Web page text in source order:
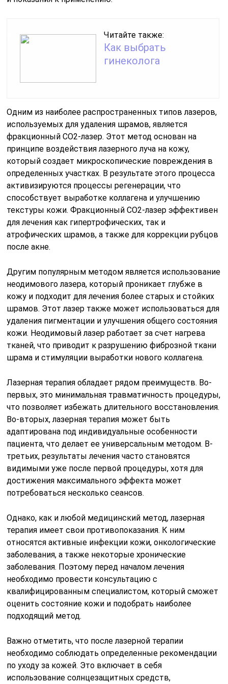
Читайте также:
Как выбрать
гинеколога
Одним из наиболее распространенных типов лазеров,
используемых для удаления шрамов, является
фракционный CO2-лазер. Этот метод основан на
принципе воздействия лазерного луча на кожу,
который создает микроскопические повреждения в
определенных участках. В результате этого процесса
активизируются процессы регенерации, что
способствует выработке коллагена и улучшению
текстуры кожи. Фракционный CO2-лазер эффективен
для лечения как гипертрофических, так и
атрофических шрамов, а также для коррекции рубцов
после акне.
Другим популярным методом является использование
неодимового лазера, который проникает глубже в
кожу и подходит для лечения более старых и стойких
шрамов. Этот лазер также может использоваться для
удаления пигментации и улучшения общего состояния
кожи. Неодимовый лазер работает за счет нагрева
тканей, что приводит к разрушению фиброзной ткани
шрама и стимуляции выработки нового коллагена.
Лазерная терапия обладает рядом преимуществ. Во-
первых, это минимальная травматичность процедуры,
что позволяет избежать длительного восстановления.
Во-вторых, лазерная терапия может быть
адаптирована под индивидуальные особенности
пациента, что делает ее универсальным методом. В-
третьих, результаты лечения часто становятся
видимыми уже после первой процедуры, хотя для
достижения максимального эффекта может
потребоваться несколько сеансов.
Однако, как и любой медицинский метод, лазерная
терапия имеет свои противопоказания. К ним
относятся активные инфекции кожи, онкологические
заболевания, а также некоторые хронические
заболевания. Поэтому перед началом лечения
необходимо провести консультацию с
квалифицированным специалистом, который сможет
оценить состояние кожи и подобрать наиболее
подходящий метод.
Важно отметить, что после лазерной терапии
необходимо соблюдать определенные рекомендации
по уходу за кожей. Это включает в себя
использование солнцезащитных средств,